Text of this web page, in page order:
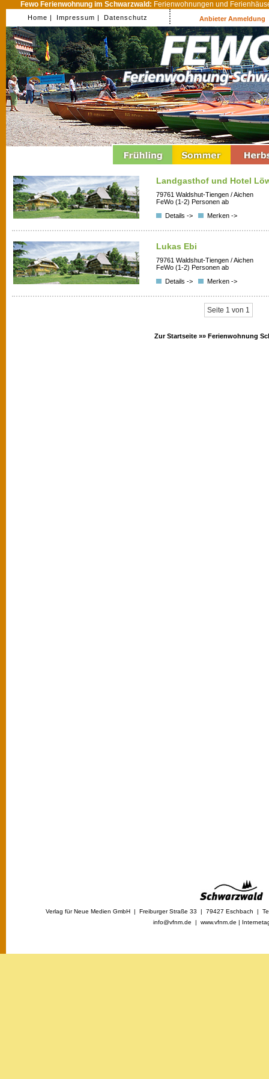
Fewo Ferienwohnung im Schwarzwald: Ferienwohnungen und
Home | Impressum | Datenschutz Anbieter Anmeldung
Landgasthof und Hotel
79761 Waldshut-Tiengen / Aichen
FeWo (1-2) Personen ab
Details ->
Merken ->
Lukas Ebi
79761 Waldshut-Tiengen / Aichen
FeWo (1-2) Personen ab
Details ->
Merken ->
Seite 1 von 1
Zur Startseite »» Ferienwohnung
Verlag für Neue Medien GmbH | Freiburger Straße 33 | 79427 Eschbach |
info@vfnm.de | www.vfnm.de |